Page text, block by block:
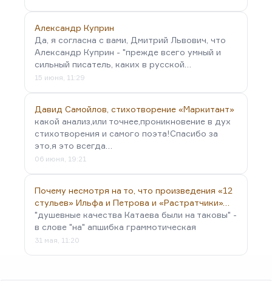
Александр Куприн
Да, я согласна с вами, Дмитрий Львович, что
Александр Куприн - "прежде всего умный и
сильный писатель, каких в русской…
15 июня, 11:29
Давид Самойлов, стихотворение «Маркитант»
какой анализ,или точнее,проникновение в дух
стихотворения и самого поэта!Спасибо за
это,я это всегда…
06 июня, 19:21
Почему несмотря на то, что произведения «12
стульев» Ильфа и Петрова и «Растратчики»…
"душевные качества Катаева были на таковы" -
в слове "на" апшибка граммотическая
31 мая, 11:20